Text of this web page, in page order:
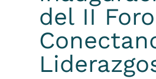
del II Foro